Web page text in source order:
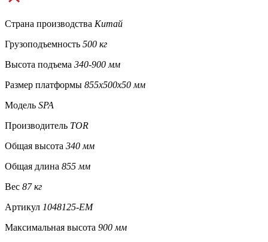
Страна производства Китай
Грузоподъемность 500 кг
Высота подъема 340-900 мм
Размер платформы 855х500х50 мм
Модель SPA
Производитель TOR
Общая высота 340 мм
Общая длина 855 мм
Вес 87 кг
Артикул 1048125-EM
Максимальная высота 900 мм